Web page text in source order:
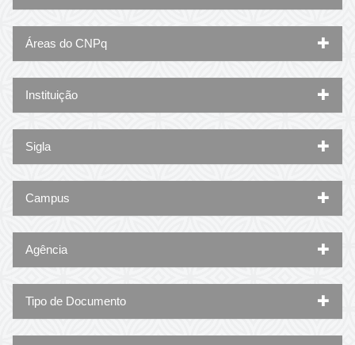
Áreas do CNPq
Instituição
Sigla
Campus
Agência
Tipo de Documento